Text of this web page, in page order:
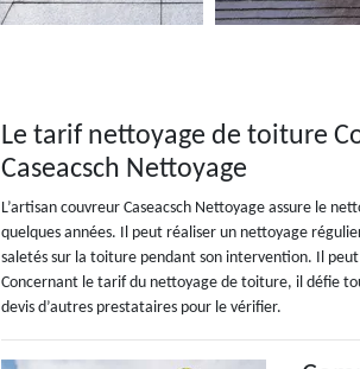
Le tarif nettoyage de toiture
Caseacsch Nettoyage
L’artisan couvreur Caseacsch Nettoyage assure le
quelques années. Il peut réaliser un nettoyage
saletés sur la toiture pendant son intervention. Il
Concernant le tarif du nettoyage de toiture, il défie
devis d’autres prestataires pour le vérifier.